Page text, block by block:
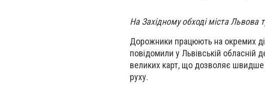
На Західному обході міста Львова
Дорожники працюють на окремих
повідомили у Львівській обласній
великих карт, що дозволяє
руху.